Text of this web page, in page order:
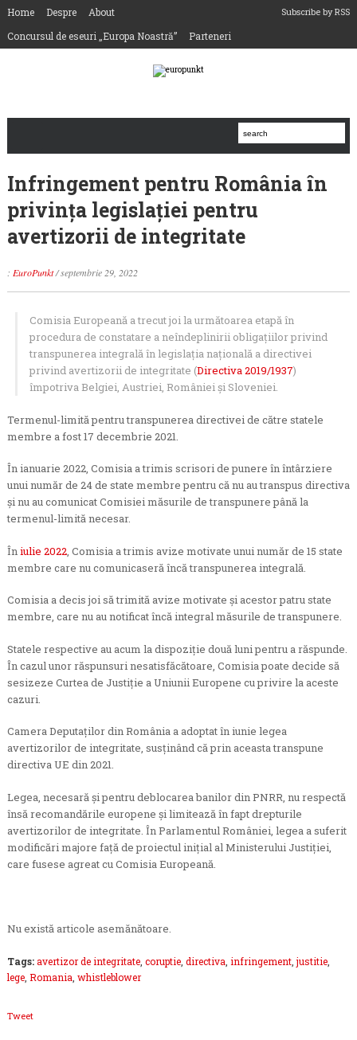
Subscribe by RSS
Home Despre
About
Concursul de eseuri „Europa Noastră”
Parteneri
Infringement pentru România în
privința legislației pentru
avertizorii de integritate
: EuroPunkt/septembrie 29, 2022
Comisia Europeană a trecut joi la următoarea etapă în
procedura de constatare a neîndeplinirii obligațiilor privind
transpunerea integrală în legislația națională a directivei
privind avertizorii de integritate (Directiva 2019/1937)
împotriva Belgiei, Austriei, României și Sloveniei.
Termenul-limită pentru transpunerea directivei de către statele
membre a fost 17 decembrie 2021.
În ianuarie 2022, Comisia a trimis scrisori de punere în întârziere
unui număr de 24 de state membre pentru că nu au transpus directiva
și nu au comunicat Comisiei măsurile de transpunere până la
termenul-limită necesar.
În iulie 2022, Comisia a trimis avize motivate unui număr de 15 state
membre care nu comunicaseră încă transpunerea integrală.
Comisia a decis joi să trimită avize motivate și acestor patru state
membre, care nu au notificat încă integral măsurile de transpunere.
Statele respective au acum la dispoziție două luni pentru a răspunde.
În cazul unor răspunsuri nesatisfăcătoare, Comisia poate decide să
sesizeze Curtea de Justiție a Uniunii Europene cu privire la aceste
cazuri.
Camera Deputaților din România a adoptat în iunie legea
avertizorilor de integritate, susținând că prin aceasta transpune
directiva UE din 2021.
Legea, necesară și pentru deblocarea banilor din PNRR, nu respectă
însă recomandările europene și limitează în fapt drepturile
avertizorilor de integritate. În Parlamentul României, legea a suferit
modificări majore față de proiectul inițial al Ministerului Justiției,
care fusese agreat cu Comisia Europeană.
Nu există articole asemănătoare.
Tags:avertizor de integritate, coruptie, directiva infringement,justitie,
lege, Romania whistleblower
Tweet